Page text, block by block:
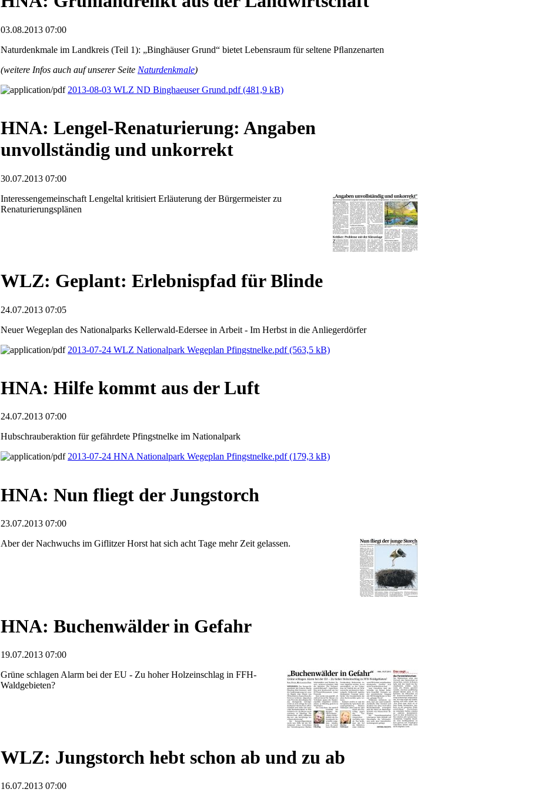
03.08.2013 07:00
Naturdenkmale im Landkreis (Teil 1): „Binghäuser Grund“ bietet Lebensraum für seltene Pﬂanzenarten
(weitere Infos auch auf unserer Seite Naturdenkmale)
2013-08-03 WLZ ND Binghaeuser Grund.pdf(481,9 kB)
HNA: Lengel-Renaturierung: Angaben
unvollständig und unkorrekt
30.07.2013 07:00
Interessengemeinschaft Lengeltal kritisiert Erläuterung der Bürgermeister zu
Renaturierungsplänen
WLZ: Geplant: Erlebnispfad für Blinde
24.07.2013 07:05
Neuer Wegeplan des Nationalparks Kellerwald-Edersee in Arbeit - Im Herbst in die Anliegerdörfer
2013-07-24 WLZ Nationalpark Wegeplan Pfingstnelke.pdf(563,5 kB)
HNA: Hilfe kommt aus der Luft
24.07.2013 07:00
Hubschrauberaktion für gefährdete Pfingstnelke im Nationalpark
2013-07-24 HNA Nationalpark Wegeplan Pfingstnelke.pdf(179,3 kB)
HNA: Nun fliegt der Jungstorch
23.07.2013 07:00
Aber der Nachwuchs im Giflitzer Horst hat sich acht Tage mehr Zeit gelassen.
HNA: Buchenwälder in Gefahr
19.07.2013 07:00
Grüne schlagen Alarm bei der EU - Zu hoher Holzeinschlag in FFH-
Waldgebieten?
WLZ: Jungstorch hebt schon ab und zu ab
16.07.2013 07:00